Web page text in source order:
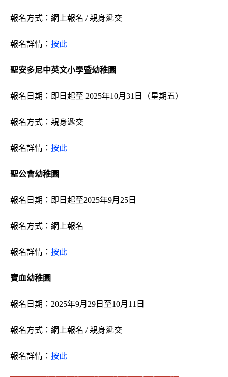
報名方式： 網上報名 /親身遞交
報名詳情： 按此
聖安多尼中英文小學暨幼稚園
報名日期：即日起至 2025年10月31日（星期五）
報名方式：親身遞交
報名詳情： 按此
聖公會幼稚園
報名日期：即日起至2025年9月25日
報名方式： 網上報名
報名詳情： 按此
寶血幼稚園
報名日期：2025年9月29日至10月11日
報名方式： 網上報名 /親身遞交
報名詳情： 按此